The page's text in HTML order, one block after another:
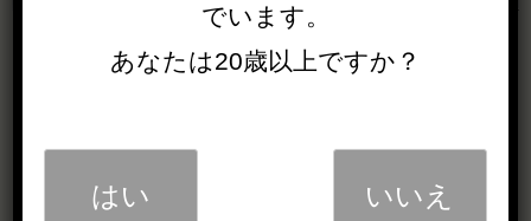
でいます。
あなたは20歳以上ですか？
はい いいえ